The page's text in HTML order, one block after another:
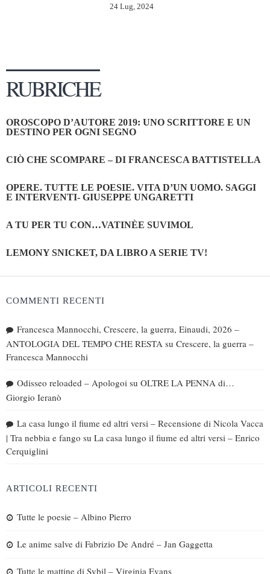
24 Lug, 2024
RUBRICHE
OROSCOPO D’AUTORE 2019: UNO SCRITTORE E UN
DESTINO PER OGNI SEGNO
CIÒ CHE SCOMPARE – DI FRANCESCA BATTISTELLA
OPERE. TUTTE LE POESIE. VITA D’UN UOMO. SAGGI
E INTERVENTI- GIUSEPPE UNGARETTI
A TU PER TU CON…VATINÈE SUVIMOL
LEMONY SNICKET, DA LIBRO A SERIE TV!
COMMENTI RECENTI
Francesca Mannocchi, Crescere, la guerra, Einaudi, 2026 –
ANTOLOGIA DEL TEMPO CHE RESTA su Crescere, la guerra –
Francesca Mannocchi
Odisseo reloaded – Apologoi su OLTRE LA PENNA di…
Giorgio Ieranò
La casa lungo il fiume ed altri versi – Recensione di Nicola Vacca
| Tra nebbia e fango su La casa lungo il fiume ed altri versi – Enrico
Cerquiglini
ARTICOLI RECENTI
Tutte le poesie – Albino Pierro
Le anime salve di Fabrizio De André – Jan Gaggetta
Tutte le mattine di Sybil – Virginia Evans